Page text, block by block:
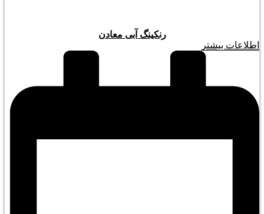
رنکینگ آبی معادن
اطلاعات بیشتر